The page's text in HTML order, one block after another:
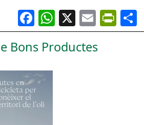
Facebook
WhatsApp
X Email
Bons Productes